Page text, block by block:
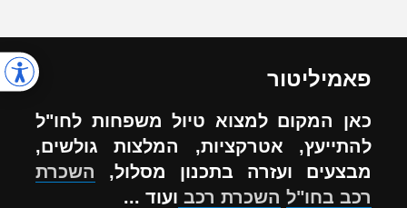
פאמיליטור
כאן המקום למצוא טיול משפחות לחו"ל
להתייעץ, אטרקציות, המלצות גולשים,
מבצעים ועזרה בתכנון מסלול, השכרת
רכב בחו"ל השכרת רכב ועוד ...